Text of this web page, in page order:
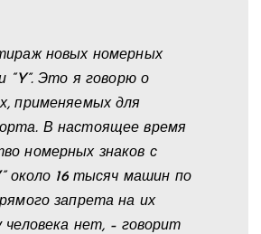
новых номерных
“Y”. Это я говорю о
применяемых для
В настоящее время
номерных знаков с
около 16 тысяч машин по
запрета на их
человека нет, – говорит